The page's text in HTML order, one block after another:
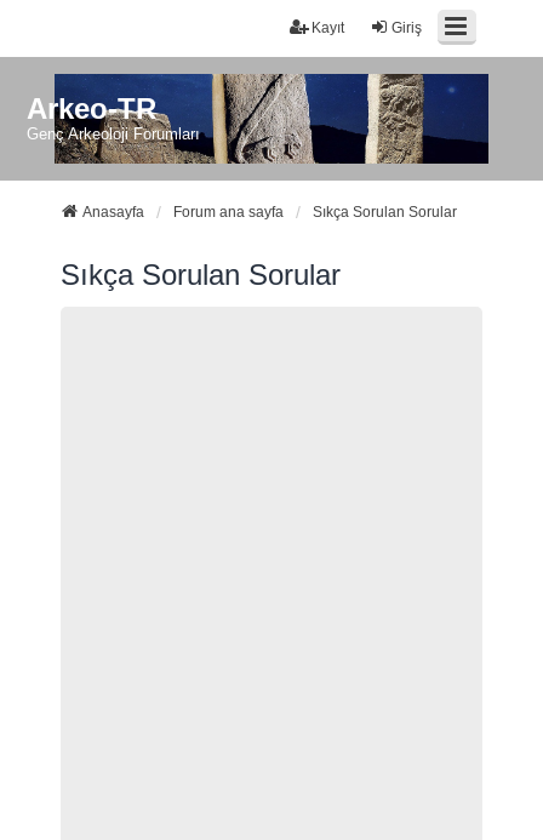
Giriş
Kayıt
Arkeo-TR
Genç Arkeoloji Forumları
Anasayfa Forum ana sayfa Sıkça Sorulan Sorular
Sıkça Sorulan Sorular